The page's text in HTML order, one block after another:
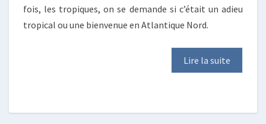
fois, les tropiques, on se demande si c’était un adieu
tropical ou une bienvenue en Atlantique Nord.
Lire la suite